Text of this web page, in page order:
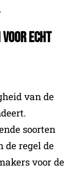
Echt
van de
soorten
de regel de
voor de